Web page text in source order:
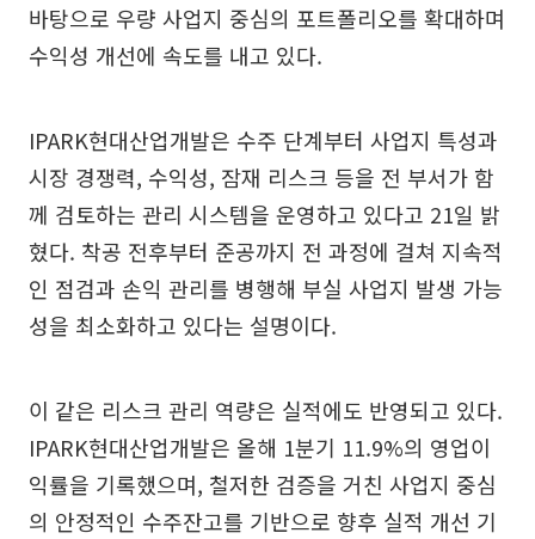
바탕으로 우량 사업지 중심의 포트폴리오를 확대하며
수익성 개선에 속도를 내고 있다.
IPARK현대산업개발은 수주 단계부터 사업지 특성과
시장 경쟁력, 수익성, 잠재 리스크 등을 전 부서가 함
께 검토하는 관리 시스템을 운영하고 있다고 21일 밝
혔다. 착공 전후부터 준공까지 전 과정에 걸쳐 지속적
인 점검과 손익 관리를 병행해 부실 사업지 발생 가능
성을 최소화하고 있다는 설명이다.
이 같은 리스크 관리 역량은 실적에도 반영되고 있다.
IPARK현대산업개발은 올해 1분기 11.9%의 영업이
익률을 기록했으며, 철저한 검증을 거친 사업지 중심
의 안정적인 수주잔고를 기반으로 향후 실적 개선 기